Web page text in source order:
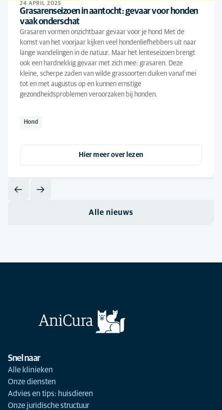
24 APRIL 2025
Grasarenseizoen in aantocht: gevaar voor honden
vaak onderschat
Grasaren vormen onzichtbaar gevaar voor je hond Met de
komst van het voorjaar kijken veel hondenliefhebbers uit naar
lange wandelingen in de natuur. Maar het lenteseizoen brengt
ook een hardnekkig gevaar met zich mee: grasaren. Deze
kleine, scherpe zaden van wilde grassoorten duiken vanaf mei
tot en met augustus op en kunnen ernstige
gezondheidsproblemen veroorzaken bij honden.
Hond
Hier meer over lezen
Alle nieuws
Snel naar
Alle klinieken
Onze diensten
Advies en tips: huisdieren
Onze juridische structuur